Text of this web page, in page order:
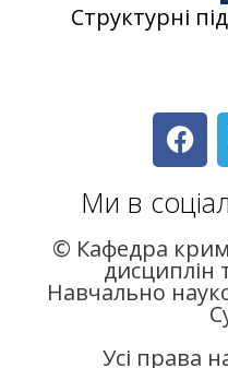
Структурні
Ми в
© Кафедра
дисциплін
Навчально
Усі права